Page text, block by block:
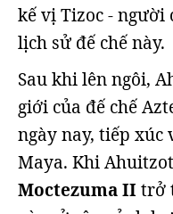
kế vị Tizoc -
lịch sử đế chế này.
Sau khi lên ngôi,
giới của đế chế
ngày nay, tiếp xúc
Maya. Khi
Moctezuma IItrở